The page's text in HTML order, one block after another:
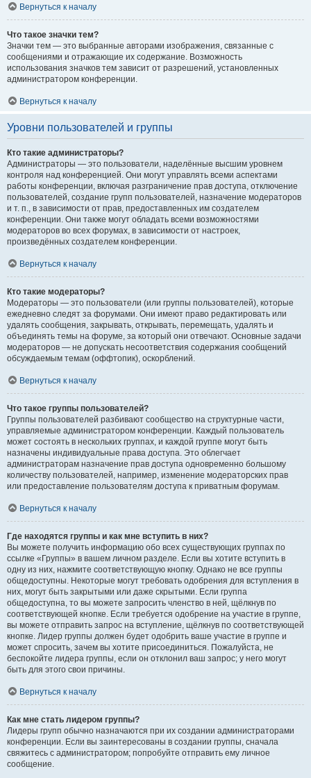
Вернуться к началу
Что такое значки тем?
Значки тем — это выбранные авторами изображения, связанные с
сообщениями и отражающие их содержание. Возможность
использования значков тем зависит от разрешений, установленных
администратором конференции.
Вернуться к началу
Уровни пользователей и группы
Кто такие администраторы?
Администраторы — это пользователи, наделённые высшим уровнем
контроля над конференцией. Они могут управлять всеми аспектами
работы конференции, включая разграничение прав доступа, отключение
пользователей, создание групп пользователей, назначение модераторов
и т. п., в зависимости от прав, предоставленных им создателем
конференции. Они также могут обладать всеми возможностями
модераторов во всех форумах, в зависимости от настроек,
произведённых создателем конференции.
Вернуться к началу
Кто такие модераторы?
Модераторы — это пользователи (или группы пользователей), которые
ежедневно следят за форумами. Они имеют право редактировать или
удалять сообщения, закрывать, открывать, перемещать, удалять и
объединять темы на форуме, за который они отвечают. Основные задачи
модераторов — не допускать несоответствия содержания сообщений
обсуждаемым темам (оффтопик), оскорблений.
Вернуться к началу
Что такое группы пользователей?
Группы пользователей разбивают сообщество на структурные части,
управляемые администратором конференции. Каждый пользователь
может состоять в нескольких группах, и каждой группе могут быть
назначены индивидуальные права доступа. Это облегчает
администраторам назначение прав доступа одновременно большому
количеству пользователей, например, изменение модераторских прав
или предоставление пользователям доступа к приватным форумам.
Вернуться к началу
Где находятся группы и как мне вступить в них?
Вы можете получить информацию обо всех существующих группах по
ссылке «Группы» в вашем личном разделе. Если вы хотите вступить в
одну из них, нажмите соответствующую кнопку. Однако не все группы
общедоступны. Некоторые могут требовать одобрения для вступления в
них, могут быть закрытыми или даже скрытыми. Если группа
общедоступна, то вы можете запросить членство в ней, щёлкнув по
соответствующей кнопке. Если требуется одобрение на участие в группе,
вы можете отправить запрос на вступление, щёлкнув по соответствующей
кнопке. Лидер группы должен будет одобрить ваше участие в группе и
может спросить, зачем вы хотите присоединиться. Пожалуйста, не
беспокойте лидера группы, если он отклонил ваш запрос; у него могут
быть для этого свои причины.
Вернуться к началу
Как мне стать лидером группы?
Лидеры групп обычно назначаются при их создании администраторами
конференции. Если вы заинтересованы в создании группы, сначала
свяжитесь с администратором; попробуйте отправить ему личное
сообщение.